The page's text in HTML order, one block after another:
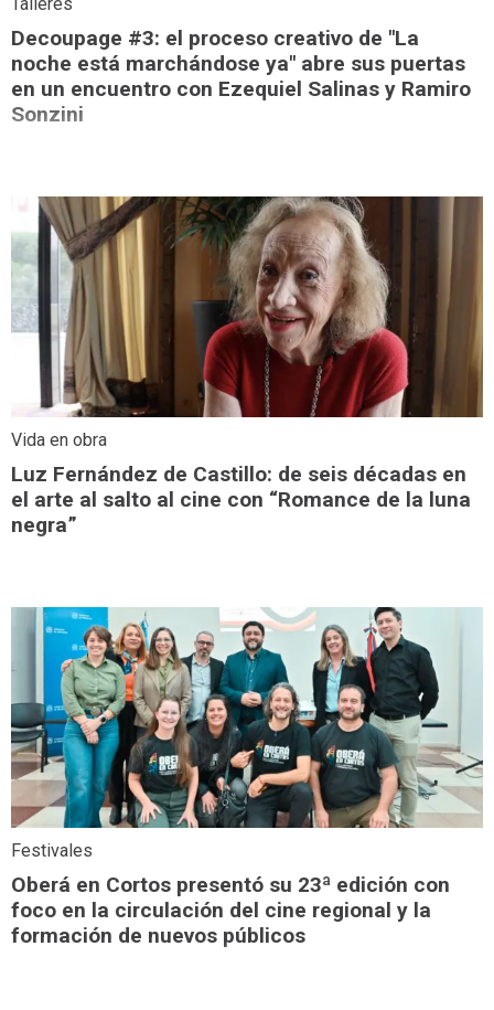
Decoupage #3: el proceso creativo de "La
noche está marchándose ya" abre sus puertas
en un encuentro con Ezequiel Salinas y Ramiro
Sonzini
Vida en obra
Luz Fernández de Castillo: de seis décadas en
el arte al salto al cine con “Romance de la luna
negra”
Festivales
Oberá en Cortos presentó su 23ª edición con
foco en la circulación del cine regional y la
formación de nuevos públicos